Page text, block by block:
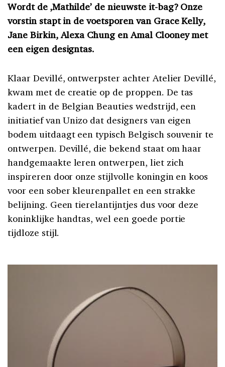
Wordt de ‚Mathilde’ de nieuwste it-bag? Onze
vorstin stapt in de voetsporen van Grace Kelly,
Jane Birkin, Alexa Chung en Amal Clooney met
een eigen designtas.
Klaar Devillé, ontwerpster achter Atelier Devillé,
kwam met de creatie op de proppen. De tas
kadert in de Belgian Beauties wedstrijd, een
initiatief van Unizo dat designers van eigen
bodem uitdaagt een typisch Belgisch souvenir te
ontwerpen. Devillé, die bekend staat om haar
handgemaakte leren ontwerpen, liet zich
inspireren door onze stijlvolle koningin en koos
voor een sober kleurenpallet en een strakke
belijning. Geen tierelantijntjes dus voor deze
koninklijke handtas, wel een goede portie
tijdloze stijl.